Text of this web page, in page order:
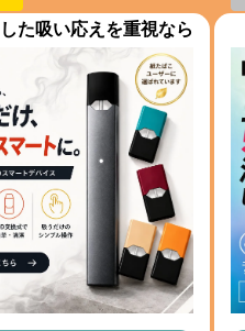
た吸い応えを重視なら